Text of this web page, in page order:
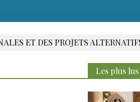
PROJETS ALTERNATIFS
Les plus lus